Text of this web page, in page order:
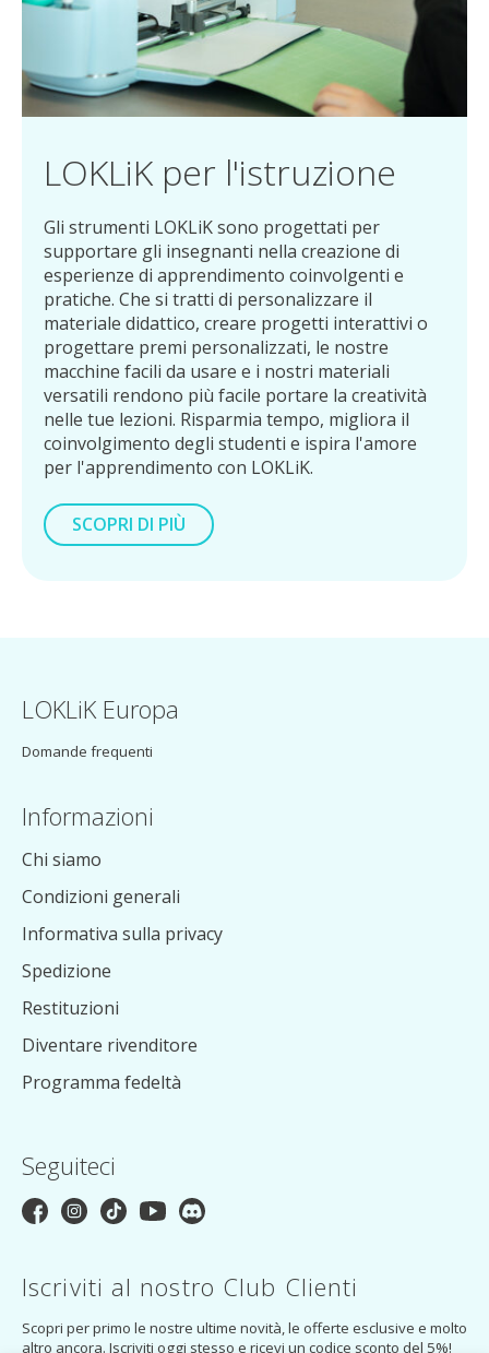
LOKLiK per l'istruzione
Gli strumenti LOKLiK sono progettati per
supportare gli insegnanti nella creazione di
esperienze di apprendimento coinvolgenti e
pratiche. Che si tratti di personalizzare il
materiale didattico, creare progetti interattivi o
progettare premi personalizzati, le nostre
macchine facili da usare e i nostri materiali
versatili rendono più facile portare la creatività
nelle tue lezioni. Risparmia tempo, migliora il
coinvolgimento degli studenti e ispira l'amore
per l'apprendimento con LOKLiK.
SCOPRI DI PIÙSU COME USARE LOKLIK NELL'ISTRUZIONE
LOKLiK Europa
Domande frequenti
Informazioni
Chi siamo
Condizioni generali
Informativa sulla privacy
Spedizione
Restituzioni
Diventare rivenditore
Programma fedeltà
Seguiteci
Iscriviti al nostro Club Clienti
Scopri per primo le nostre ultime novità, le offerte esclusive e molto
altro ancora. Iscriviti oggi stesso e ricevi un codice sconto del 5%!